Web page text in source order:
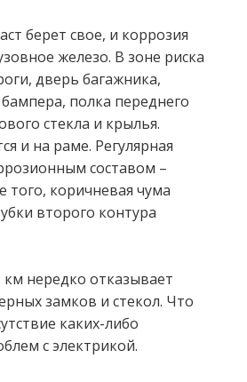
берет свое, и коррозия
железо. В зоне риска
дверь багажника,
полка переднего
стекла и крылья.
и на раме. Регулярная
составом –
того, коричневая чума
второго контура
км нередко отказывает
замков и стекол. Что
каких-либо
с электрикой.